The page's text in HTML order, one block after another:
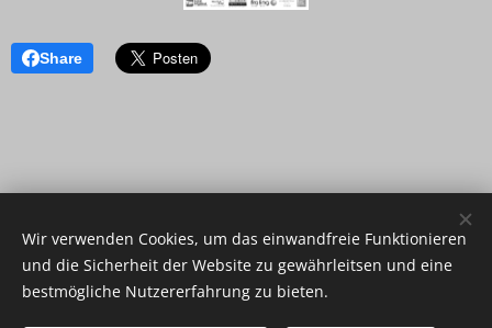
Share
© 2023 Alle Rechte vorbehalten
Wir verwenden Cookies, um das einwandfreie Funktionieren
und die Sicherheit der Website zu gewährleitsen und eine
bestmögliche Nutzererfahrung zu bieten.